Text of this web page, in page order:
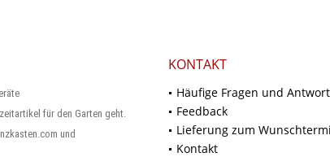
für den Garten geht.
und
KONTAKT
Häufige Fragen und
Feedback
Lieferung zum
Kontakt